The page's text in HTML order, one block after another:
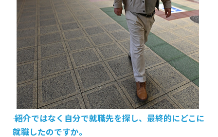
―― 紹介ではなく自分で就職先を探し、最終的にどこに
就職したのですか。